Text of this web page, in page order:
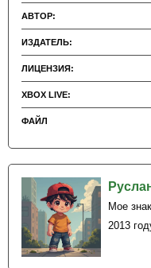
АВТОР:
ИЗДАТЕЛЬ:
ЛИЦЕНЗИЯ:
XBOX LIVE:
ФАЙЛ
Мое
2013